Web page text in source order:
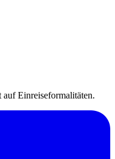
Einreiseformalitäten.